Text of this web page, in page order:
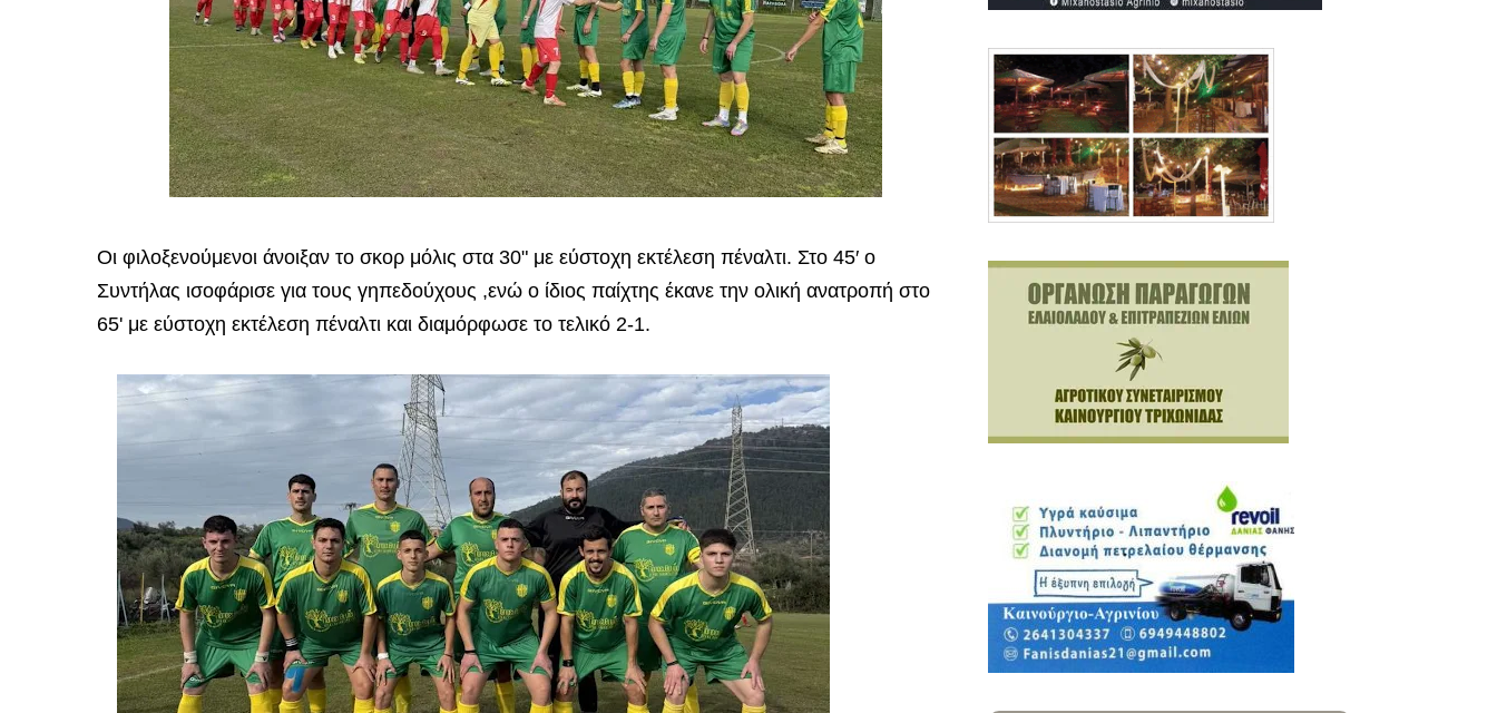
Οι φιλοξενούμενοι άνοιξαν το σκορ μόλις στα 30" με εύστοχη εκτέλεση πέναλτι. Στο 45′ ο
Συντήλας ισοφάρισε για τους γηπεδούχους ,ενώ ο ίδιος παίχτης έκανε την ολική ανατροπή στο
65' με εύστοχη εκτέλεση πέναλτι και διαμόρφωσε το τελικό 2-1.